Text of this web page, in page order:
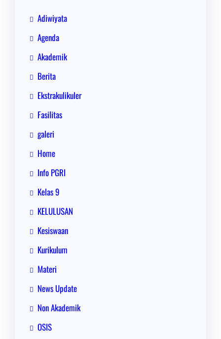
Adiwiyata
Agenda
Akademik
Berita
Ekstrakulikuler
Fasilitas
galeri
Home
Info PGRI
Kelas 9
KELULUSAN
Kesiswaan
Kurikulum
Materi
News Update
Non Akademik
OSIS